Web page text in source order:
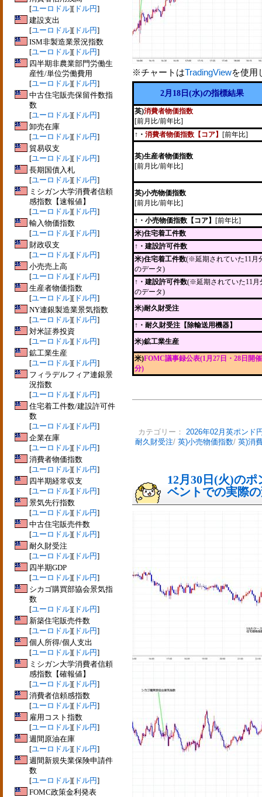
[ユーロドル][ ドル円]
建設支出
[ユーロドル][ ドル円]
ISM非製造業景況指数
[ユーロドル][ ドル円]
四半期非農業部門労働生
産性/単位労働費用
[ユーロドル][ ドル円]
中古住宅販売保留件数指
数
[ユーロドル][ ドル円]
卸売在庫
[ユーロドル][ ドル円]
貿易収支
[ユーロドル][ ドル円]
長期国債入札
[ユーロドル][ ドル円]
ミシガン大学消費者信頼
感指数【速報値】
[ユーロドル][ ドル円]
輸入物価指数
[ユーロドル][ ドル円]
財政収支
[ユーロドル][ ドル円]
小売売上高
[ユーロドル][ ドル円]
生産者物価指数
[ユーロドル][ ドル円]
NY連銀製造業景気指数
[ユーロドル][ ドル円]
対米証券投資
[ユーロドル][ ドル円]
鉱工業生産
[ユーロドル][ ドル円]
フィラデルフィア連銀景
況指数
[ユーロドル][ ドル円]
住宅着工件数/建設許可件
数
[ユーロドル][ ドル円]
企業在庫
[ユーロドル][ ドル円]
消費者物価指数
[ユーロドル][ ドル円]
四半期経常収支
[ユーロドル][ ドル円]
景気先行指数
[ユーロドル][ ドル円]
中古住宅販売件数
[ユーロドル][ ドル円]
耐久財受注
[ユーロドル][ ドル円]
四半期GDP
[ユーロドル][ ドル円]
シカゴ購買部協会景気指
数
[ユーロドル][ ドル円]
新築住宅販売件数
[ユーロドル][ ドル円]
個人所得/個人支出
[ユーロドル][ ドル円]
ミシガン大学消費者信頼
感指数【確報値】
[ユーロドル][ ドル円]
消費者信頼感指数
[ユーロドル][ ドル円]
雇用コスト指数
[ユーロドル][ ドル円]
週間原油在庫
[ユーロドル][ ドル円]
週間新規失業保険申請件
数
[ユーロドル][ ドル円]
FOMC政策金利発表
※チャートはTradingViewを使用
2月18日(水)の指標結果
英)消費者物価指数
[前月比/前年比]
↑・ 消費者物価指数【コア】 [前年比]
英)生産者物価指数
[前月比/前年比]
英)小売物価指数
[前月比/前年比]
↑・小売物価指数【コア】 [前年比]
米)住宅着工件数
↑・建設許可件数
米)住宅着工件数(※延期されていた11月
のデータ)
↑・建設許可件数(※延期されていた11月
のデータ)
米)耐久財受注
↑ ・耐久財受注【除輸送用機器】
米)鉱工業生産
米)FOMC議事録公表(1月27日・28日開催
分)
カテゴリー： 2026年02月英ポンド
耐久財受注/ 英)小売物価指数/ 英)消
12月30日(火)の
ベントでの実際